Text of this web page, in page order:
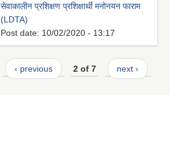
सेवाकालीन प्रशिक्षण प्रशिक्षार्थी मनोनयन फाराम
(LDTA)
Post date: 10/02/2020 - 13:17
‹ previous 2 of 7 next ›